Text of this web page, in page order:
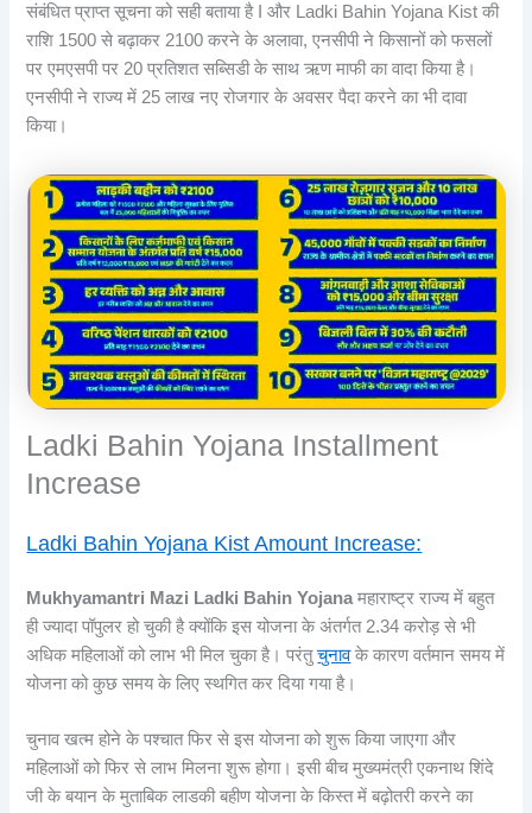
संबंधित प्राप्त सूचना को सही बताया है I और Ladki Bahin Yojana Kist की
राशि 1500 से बढ़ाकर 2100 करने के अलावा, एनसीपी ने किसानों को फसलों
पर एमएसपी पर 20 प्रतिशत सब्सिडी के साथ ऋण माफी का वादा किया है।
एनसीपी ने राज्य में 25 लाख नए रोजगार के अवसर पैदा करने का भी दावा
किया।
Ladki Bahin Yojana Installment
Increase
Ladki Bahin Yojana Kist Amount Increase:
Mukhyamantri Mazi Ladki Bahin Yojanaमहाराष्ट्र राज्य में बहुत
ही ज्यादा पॉपुलर हो चुकी है क्योंकि इस योजना के अंतर्गत 2.34 करोड़ से भी
अधिक महिलाओं को लाभ भी मिल चुका है। परंतुचुनावके कारण वर्तमान समय में
योजना को कुछ समय के लिए स्थगित कर दिया गया है।
चुनाव खत्म होने के पश्चात फिर से इस योजना को शुरू किया जाएगा और
महिलाओं को फिर से लाभ मिलना शुरू होगा। इसी बीच मुख्यमंत्री एकनाथ शिंदे
जी के बयान के मुताबिक लाडकी बहीण योजना के किस्त में बढ़ोतरी करने का